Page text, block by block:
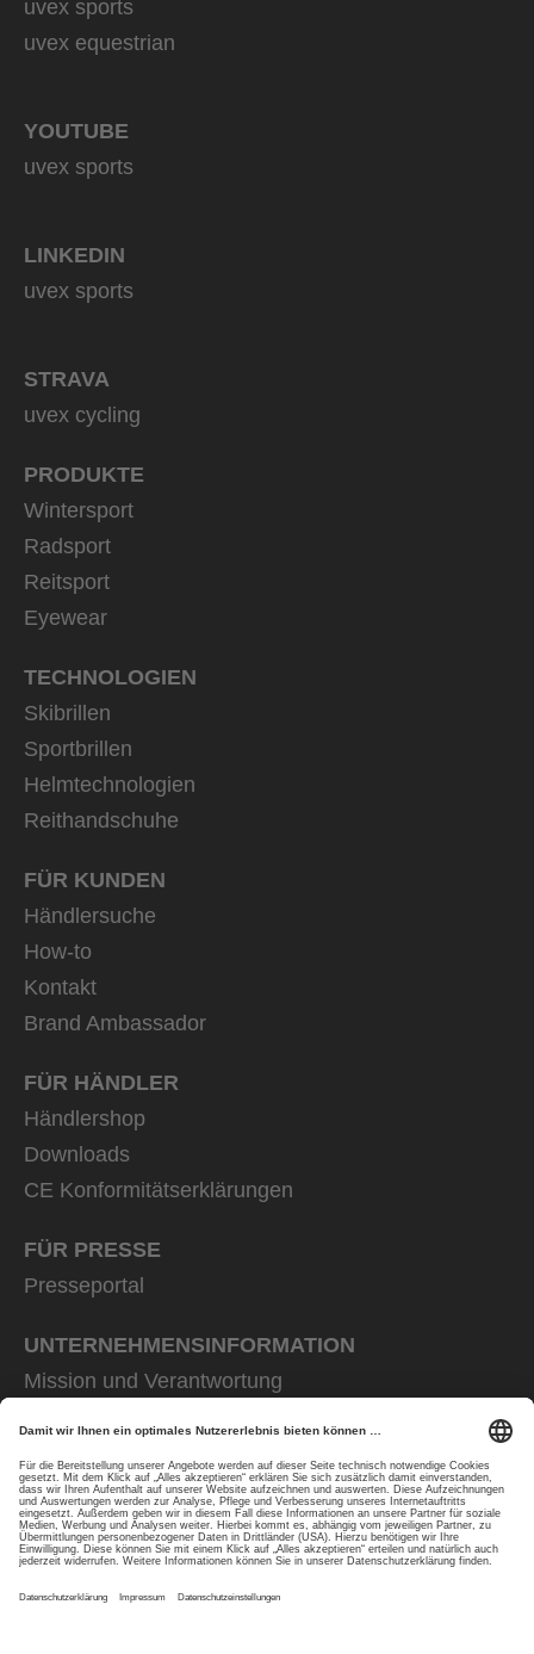
uvex sports
uvex equestrian
YOUTUBE
uvex sports
LINKEDIN
uvex sports
STRAVA
uvex cycling
PRODUKTE
Wintersport
Radsport
Reitsport
Eyewear
TECHNOLOGIEN
Skibrillen
Sportbrillen
Helmtechnologien
Reithandschuhe
FÜR KUNDEN
Händlersuche
How-to
Kontakt
Brand Ambassador
FÜR HÄNDLER
Händlershop
Downloads
CE Konformitätserklärungen
FÜR PRESSE
Presseportal
UNTERNEHMENS­INFORMATION
Mission und Verantwortung
Rainer Winter Stiftung
Karriere
Datenschutz